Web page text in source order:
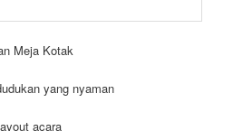
Meja Kotak
yang nyaman
acara